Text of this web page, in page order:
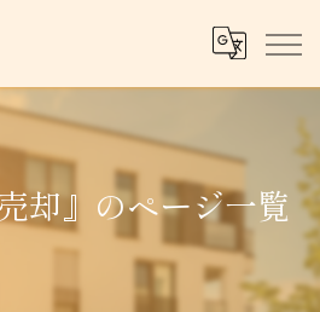
却』のページ一覧